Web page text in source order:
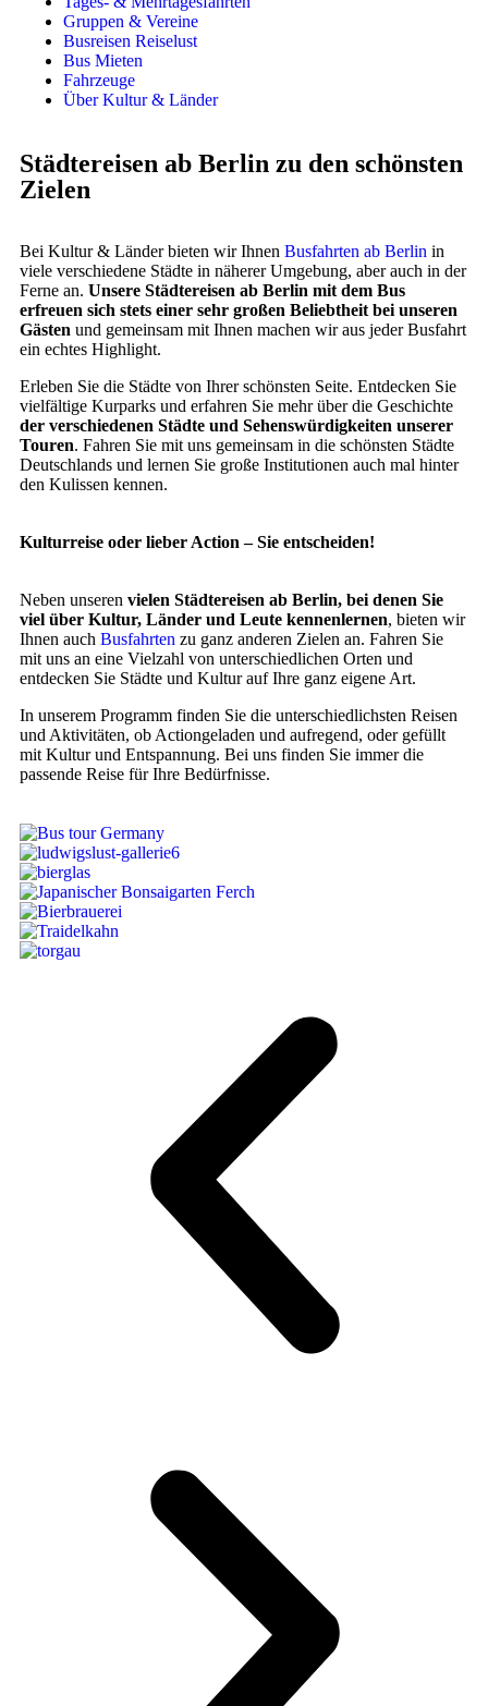
Gruppen & Vereine
Busreisen Reiselust
Bus Mieten
Fahrzeuge
Über Kultur & Länder
Städtereisen ab Berlin zu den schönsten
Zielen
Bei Kultur & Länder bieten wir Ihnen Busfahrten ab Berlin in
viele verschiedene Städte in näherer Umgebung, aber auch in der
Ferne an. Unsere Städtereisen ab Berlin mit dem Bus
erfreuen sich stets einer sehr großen Beliebtheit bei unseren
Gästen und gemeinsam mit Ihnen machen wir aus jeder Busfahrt
ein echtes Highlight.
Erleben Sie die Städte von Ihrer schönsten Seite. Entdecken Sie
vielfältige Kurparks und erfahren Sie mehr über die Geschichte
der verschiedenen Städte und Sehenswürdigkeiten unserer
Touren. Fahren Sie mit uns gemeinsam in die schönsten Städte
Deutschlands und lernen Sie große Institutionen auch mal hinter
den Kulissen kennen.
Kulturreise oder lieber Action – Sie entscheiden!
Neben unseren vielen Städtereisen ab Berlin, bei denen Sie
viel über Kultur, Länder und Leute kennenlernen, bieten wir
Ihnen auch Busfahrten zu ganz anderen Zielen an. Fahren Sie
mit uns an eine Vielzahl von unterschiedlichen Orten und
entdecken Sie Städte und Kultur auf Ihre ganz eigene Art.
In unserem Programm finden Sie die unterschiedlichsten Reisen
und Aktivitäten, ob Actiongeladen und aufregend, oder gefüllt
mit Kultur und Entspannung. Bei uns finden Sie immer die
passende Reise für Ihre Bedürfnisse.